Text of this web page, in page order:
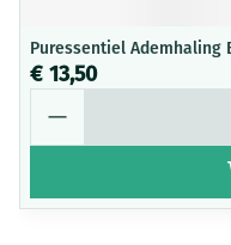
Puressentiel Ademhaling
€ 13,50